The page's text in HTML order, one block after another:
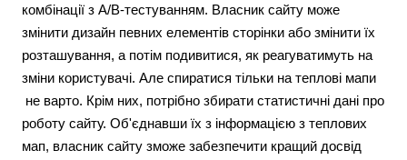
комбінації з A/B-тестуванням. Власник сайту може
змінити дизайн певних елементів сторінки або змінити їх
розташування, а потім подивитися, як реагуватимуть на
зміни користувачі. Але спиратися тільки на теплові мапи
не варто. Крім них, потрібно збирати статистичні дані про
роботу сайту. Об'єднавши їх з інформацією з теплових
мап, власник сайту зможе забезпечити кращий досвід